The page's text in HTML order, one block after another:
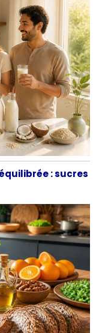
: sucres